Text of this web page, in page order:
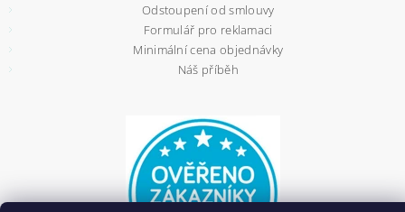
Odstoupení od smlouvy
Formulář pro reklamaci
Minimální cena objednávky
Náš příběh